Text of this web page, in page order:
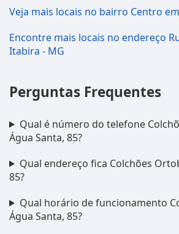
Veja mais locais no bairro Centro
Encontre mais locais no endereço
Itabira - MG
Perguntas Frequentes
Qual é número do telefone
Água Santa, 85?
Qual endereço fica Colchões
85?
Qual horário de funcionamento
Água Santa, 85?